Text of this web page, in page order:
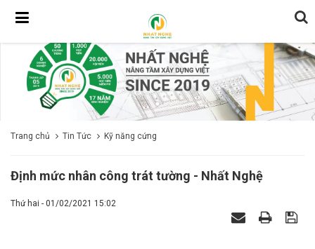
Trang chủ Tin Tức Kỹ năng cứng
Định mức nhân công trát tường - Nhất Nghệ
Thứ hai - 01/02/2021 15:02